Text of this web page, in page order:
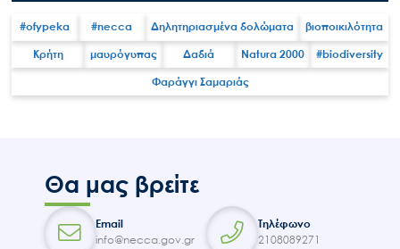
Search
Άξονες δράσης
Μ.Δ.Π.Π.
Έργα
#ofypeka #necca Δηλητηριασμένα δολώματα βιοποικιλότητα
Κρήτη μαυρόγυπας Δαδιά Natura 2000 #biodiversity
Φαράγγι Σαμαριάς
Θα μας βρείτε
Email
info@necca.gov.gr
Τηλέφωνο
2108089271